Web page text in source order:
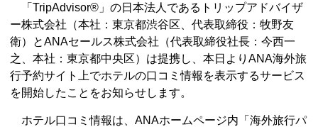
「TripAdvisor®」の日本法人であるトリップアドバイザ
ー株式会社（本社：東京都渋谷区、代表取締役：牧野友
衛）とANAセールス株式会社（代表取締役社長：今西一
之、本社：東京都中央区）は提携し、本日よりANA海外旅
行予約サイト上でホテルの口コミ情報を表示するサービス
を開始したことをお知らせします。
ホテル口コミ情報は、ANAホームページ内「海外旅行パ